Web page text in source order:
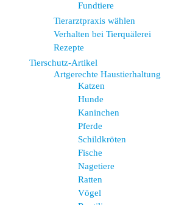
Fundtiere
Tierarztpraxis wählen
Verhalten bei Tierquälerei
Rezepte
Tierschutz-Artikel
Artgerechte Haustierhaltung
Katzen
Hunde
Kaninchen
Pferde
Schildkröten
Fische
Nagetiere
Ratten
Vögel